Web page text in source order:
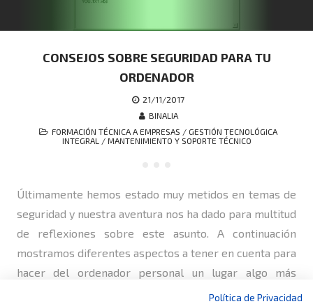
CONSEJOS SOBRE SEGURIDAD PARA TU
ORDENADOR
21/11/2017
BINALIA
FORMACIÓN TÉCNICA A EMPRESAS / GESTIÓN TECNOLÓGICA
INTEGRAL / MANTENIMIENTO Y SOPORTE TÉCNICO
Últimamente hemos estado muy metidos en temas de
seguridad y nuestra aventura nos ha dado para multitud
de reflexiones sobre este asunto. A continuación
mostramos diferentes aspectos a tener en cuenta para
hacer del ordenador personal un lugar algo más
seguro. No son consejos mágicos ni requiere de
Política de Privacidad